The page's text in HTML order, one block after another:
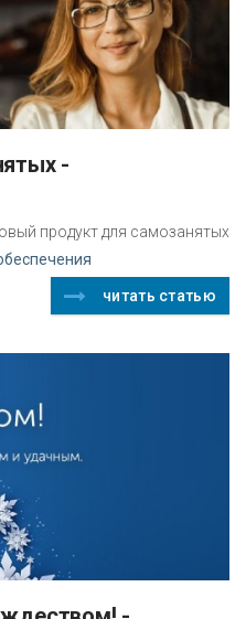
продукт для самозанятых
читать статью